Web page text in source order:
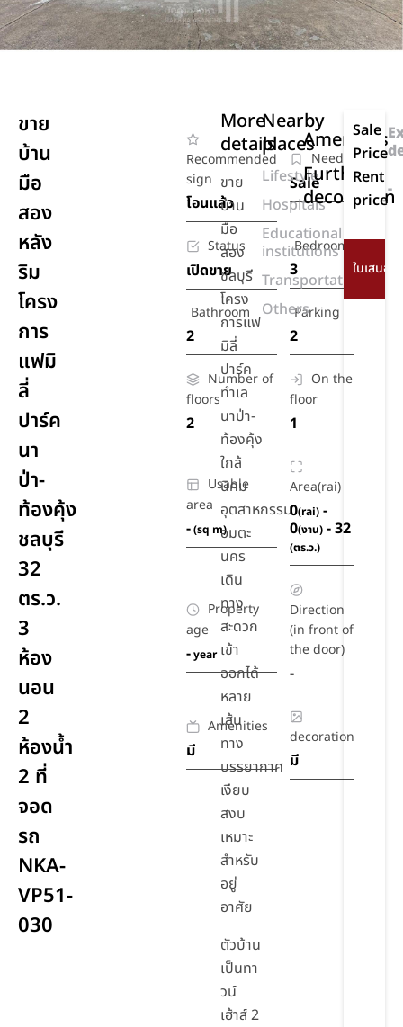
ขาย
บ้าน
มือ
สอง
หลัง
ริม
โครง
การ
แฟมิ
ลี่
ปาร์ค
นา
ป่า-
ท้องคุ้ง
ชลบุรี
32
ตร.ว.
3
ห้อง
นอน
2
ห้องน้ำ
2 ที่
จอด
รถ
NKA-
VP51-
030
Recommended
sign
โอนแล้ว
Need
Sale
Status
เปิดขาย
Bedroom
3
Bathroom
2
Parking
2
Number of
floors
2
On the
floor
1
Usable
area
-(sq m)
Area(rai)
0(rai)-
0(งาน)- 32
(ตร.ว.)
Property
age
-year
Direction
(in front of
the door)
-
Amenities
มี
decoration
มี
More
details
ขาย
บ้าน
มือ
สอง
ชลบุรี
โครง
การแฟ
มิลี่
ปาร์ค
ทำเล
นาป่า-
ท้องคุ้ง
ใกล้
นิคม
อุตสาหกรรม
อมตะ
นคร
เดิน
ทาง
สะดวก
เข้า
ออกได้
หลาย
เส้น
ทาง
บรรยากาศ
เงียบ
สงบ
เหมาะ
สำหรับ
อยู่
อาศัย
ตัวบ้าน
เป็นทา
วน์
เฮ้าส์ 2
Nearby
places
Lifestyle
Hospitals
Educational
institutions
Transportation
Others
Amenities
Further
decoration
Sale
Price
Rent
price
-